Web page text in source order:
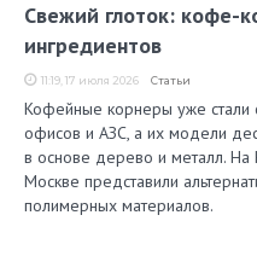
Свежий глоток: кофе-
ингредиентов
11:19, 17 июля 2026 Статьи
Кофейные корнеры уже стали
офисов и АЗС, а их модели
в основе дерево и металл. На
Москве представили
полимерных материалов.